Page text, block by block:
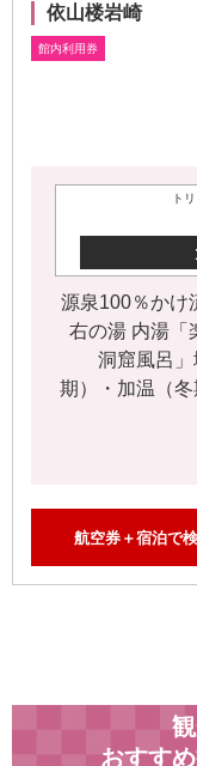
依山楼岩崎
ト
源泉100％かけ
右の湯 内湯「
洞窟風呂
期）・加温（
航空券＋宿泊で
おすす